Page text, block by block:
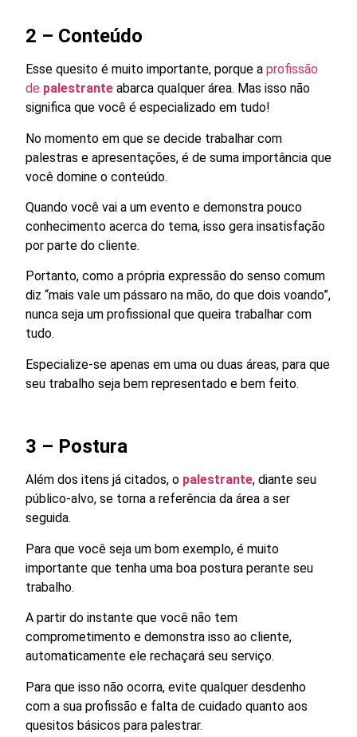
2 – Conteúdo
Esse quesito é muito importante, porque a profissão
de palestrante abarca qualquer área. Mas isso não
significa que você é especializado em tudo!
No momento em que se decide trabalhar com
palestras e apresentações, é de suma importância que
você domine o conteúdo.
Quando você vai a um evento e demonstra pouco
conhecimento acerca do tema, isso gera insatisfação
por parte do cliente.
Portanto, como a própria expressão do senso comum
diz “mais vale um pássaro na mão, do que dois voando”,
nunca seja um profissional que queira trabalhar com
tudo.
Especialize-se apenas em uma ou duas áreas, para que
seu trabalho seja bem representado e bem feito.
3 – Postura
Além dos itens já citados, o palestrante, diante seu
público-alvo, se torna a referência da área a ser
seguida.
Para que você seja um bom exemplo, é muito
importante que tenha uma boa postura perante seu
trabalho.
A partir do instante que você não tem
comprometimento e demonstra isso ao cliente,
automaticamente ele rechaçará seu serviço.
Para que isso não ocorra, evite qualquer desdenho
com a sua profissão e falta de cuidado quanto aos
quesitos básicos para palestrar.